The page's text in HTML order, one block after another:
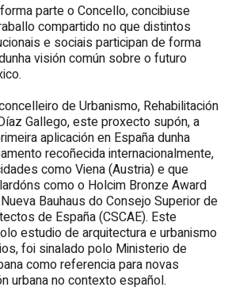
parte o Concello, concibiuse
compartido no que distintos
e sociais participan de forma
visión común sobre o futuro
de Urbanismo, Rehabilitación
Gallego, este proxecto supón, a
aplicación en España dunha
recoñecida internacionalmente,
como Viena (Austria) e que
como o Holcim Bronze Award
Bauhaus do Consejo Superior de
de España (CSCAE). Este
estudio de arquitectura e urbanismo
foi sinalado polo Ministerio de
como referencia para novas
urbana no contexto español.